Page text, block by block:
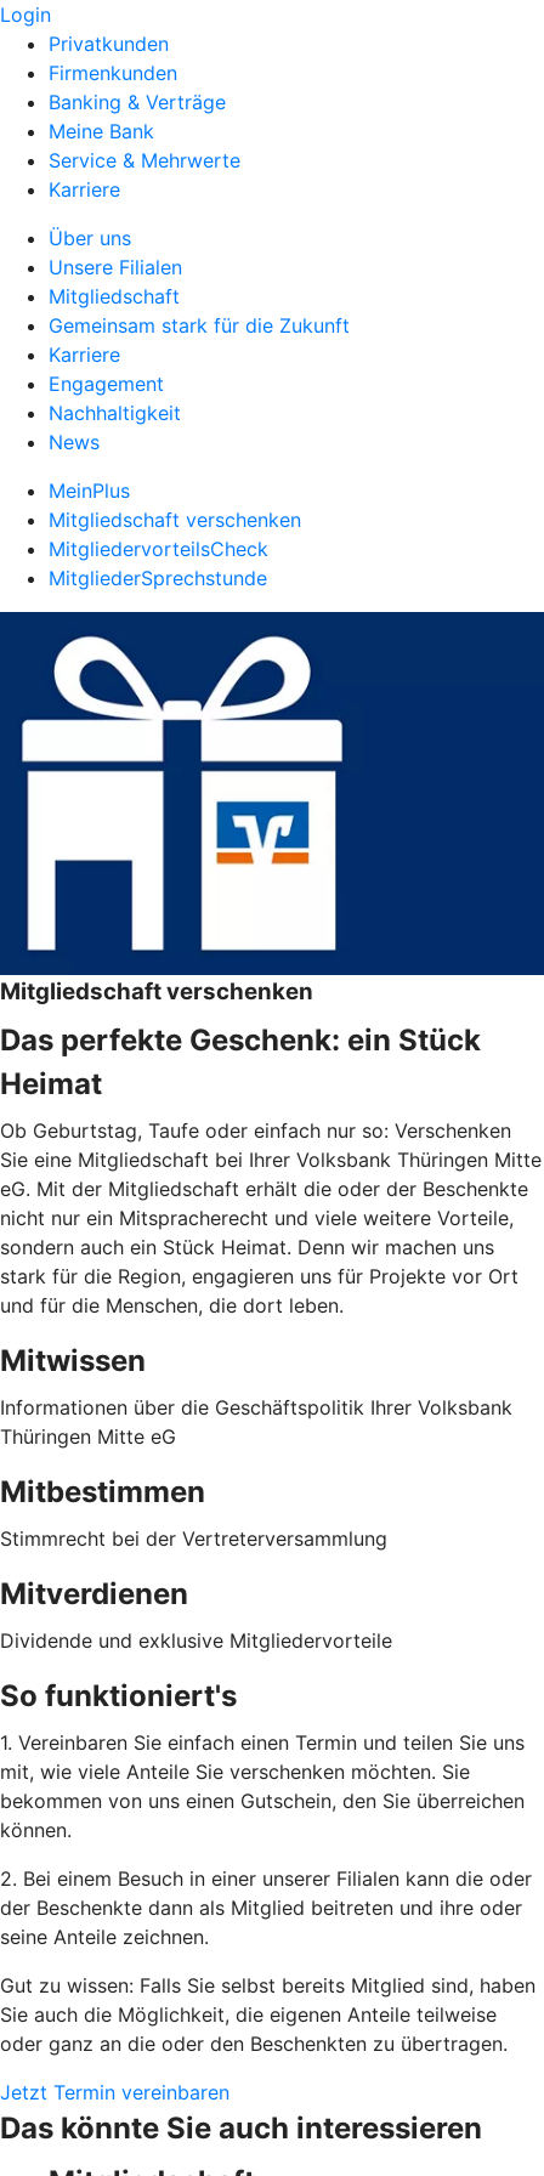
Login
Privatkunden
Firmenkunden
Banking & Verträge
Meine Bank
Service & Mehrwerte
Karriere
Über uns
Unsere Filialen
Mitgliedschaft
Gemeinsam stark für die Zukunft
Karriere
Engagement
Nachhaltigkeit
News
MeinPlus
Mitgliedschaft verschenken
MitgliedervorteilsCheck
MitgliederSprechstunde
Mitgliedschaft verschenken
Das perfekte Geschenk: ein Stück
Heimat
Ob Geburtstag, Taufe oder einfach nur so: Verschenken
Sie eine Mitgliedschaft bei Ihrer Volksbank Thüringen Mitte
eG. Mit der Mitgliedschaft erhält die oder der Beschenkte
nicht nur ein Mitspracherecht und viele weitere Vorteile,
sondern auch ein Stück Heimat. Denn wir machen uns
stark für die Region, engagieren uns für Projekte vor Ort
und für die Menschen, die dort leben.
Mitwissen
Informationen über die Geschäftspolitik Ihrer Volksbank
Thüringen Mitte eG
Mitbestimmen
Stimmrecht bei der Vertreterversammlung
Mitverdienen
Dividende und exklusive Mitgliedervorteile
So funktioniert's
1. Vereinbaren Sie einfach einen Termin und teilen Sie uns
mit, wie viele Anteile Sie verschenken möchten. Sie
bekommen von uns einen Gutschein, den Sie überreichen
können.
2. Bei einem Besuch in einer unserer Filialen kann die oder
der Beschenkte dann als Mitglied beitreten und ihre oder
seine Anteile zeichnen.
Gut zu wissen: Falls Sie selbst bereits Mitglied sind, haben
Sie auch die Möglichkeit, die eigenen Anteile teilweise
oder ganz an die oder den Beschenkten zu übertragen.
Jetzt Termin vereinbaren
Das könnte Sie auch interessieren